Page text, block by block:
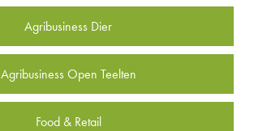
Agribusiness Dier
Agribusiness Open Teelten
Food & Retail